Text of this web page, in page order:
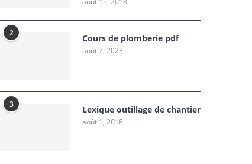
2 Cours de plomberie pdf
août 7, 2023
3 Lexique outillage de chantier
août 1, 2018